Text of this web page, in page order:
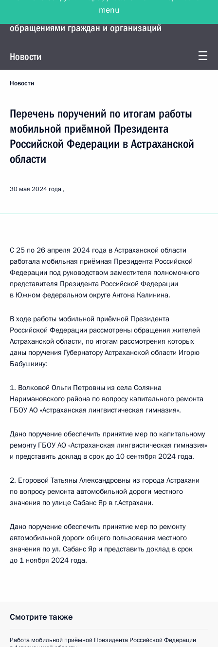
Управление Президента по работе с
обращениями граждан и организаций
Новости
Новости
Перечень поручений по итогам работы
мобильной приёмной Президента
Российской Федерации в Астраханской
области
30 мая 2024 года
С 25 по 26 апреля 2024 года в Астраханской области
работала мобильная приёмная Президента Российской
Федерации под руководством заместителя полномочного
представителя Президента Российской Федерации
в Южном федеральном округе Антона Калинина.
В ходе работы мобильной приёмной Президента
Российской Федерации рассмотрены обращения жителей
Астраханской области, по итогам рассмотрения которых
даны поручения Губернатору Астраханской области Игорю
Бабушкину:
1. Волковой Ольги Петровны из села Солянка
Наримановского района по вопросу капитального ремонта
ГБОУ АО «Астраханская лингвистическая гимназия».
Дано поручение обеспечить принятие мер по капитальному
ремонту ГБОУ АО «Астраханская лингвистическая гимназия»
и представить доклад в срок до 10 сентября 2024 года.
2. Егоровой Татьяны Александровны из города Астрахани
по вопросу ремонта автомобильной дороги местного
значения по улице Сабанс Яр в г.Астрахани.
Дано поручение обеспечить принятие мер по ремонту
автомобильной дороги общего пользования местного
значения по ул. Сабанс Яр и представить доклад в срок
до 1 ноября 2024 года.
Смотрите также
Работа мобильной приёмной Президента Российской Федерации
menu